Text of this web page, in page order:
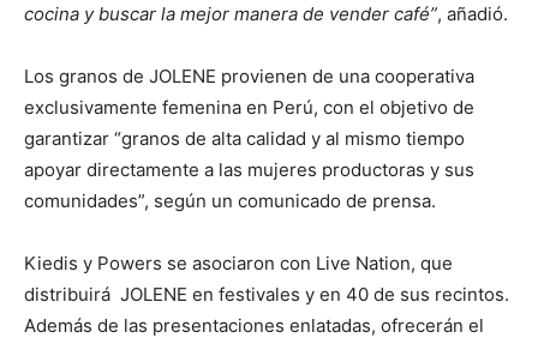
cocina y buscar la mejor manera de vender café”, añadió.
Los granos de JOLENE provienen de una cooperativa
exclusivamente femenina en Perú, con el objetivo de
garantizar “granos de alta calidad y al mismo tiempo
apoyar directamente a las mujeres productoras y sus
comunidades”, según un comunicado de prensa.
Kiedis y Powers se asociaron con Live Nation, que
distribuirá JOLENE en festivales y en 40 de sus recintos.
Además de las presentaciones enlatadas, ofrecerán el